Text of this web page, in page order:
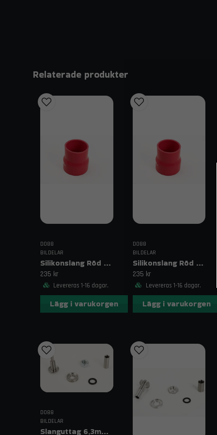
Relaterade produkter
DO88
BILDELAR
Silikonslang Röd 2,75–3,125" (70–80mm)
235 kr
Levereras 1-16 dagar.
Lägg i varukorgen
DO88
BILDELAR
Silikonslang Röd 2,75–3" (70–76mm)
235 kr
Levereras 1-16 dagar.
Lägg i varukorgen
DO88
BILDELAR
Slanguttag 6,3mm (1/4")